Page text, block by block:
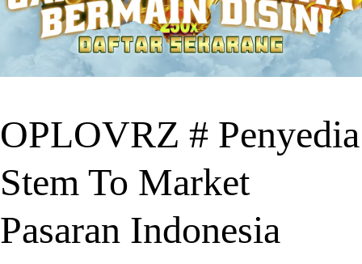
OPLOVRZ # Penyedia
Stem To Market
Pasaran Indonesia